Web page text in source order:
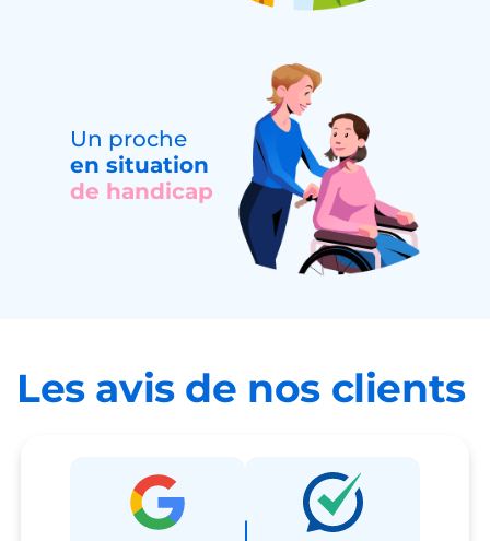
Un proche
en situation
de handicap
Les avis de nos clients